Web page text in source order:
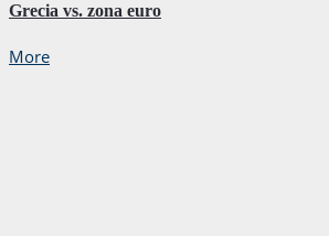
Grecia vs. zona euro
More